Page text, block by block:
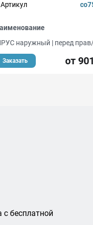
Артикул
наружный | перед
Заказать от
с бесплатной